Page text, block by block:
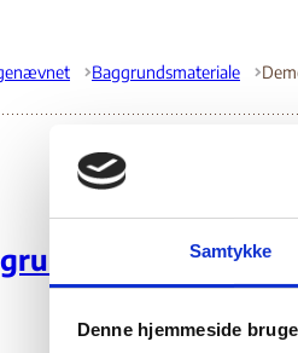
Samtykke
Denne hjemmeside
Baggrundsmateriale